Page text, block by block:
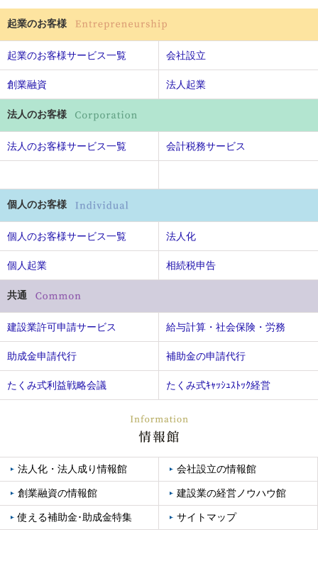
起業のお客様
起業のお客様サービス一覧 会社設立
創業融資 法人起業
法人のお客様
法人のお客様サービス一覧 会計税務サービス
個人のお客様
個人のお客様サービス一覧 法人化
個人起業 相続税申告
共通
建設業許可申請サービス 給与計算・社会保険・労務
助成金申請代行 補助金の申請代行
たくみ式利益戦略会議 たくみ式ｷｬｯｼｭｽﾄｯｸ経営
法人化・法人成り情報館 会社設立の情報館
創業融資の情報館 建設業の経営ノウハウ館
使える補助金･助成金特集 サイトマップ